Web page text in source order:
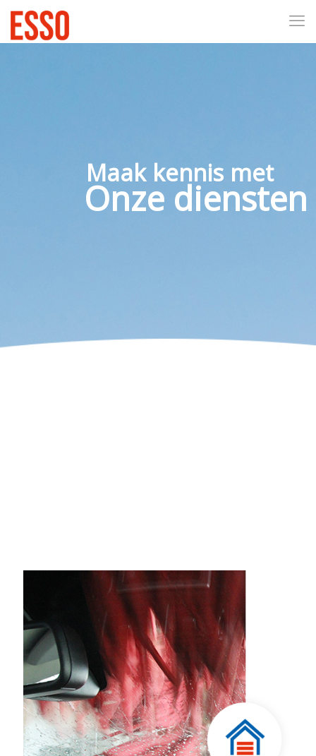
Maak kennis met
Onze diensten